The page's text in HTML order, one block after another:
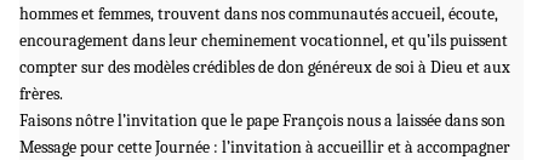
hommes et femmes, trouvent dans nos communautés accueil, écoute,
encouragement dans leur cheminement vocationnel, et qu’ils puissent
compter sur des modèles crédibles de don généreux de soi à Dieu et aux
frères.
Faisons nôtre l’invitation que le pape François nous a laissée dans son
Message pour cette Journée : l’invitation à accueillir et à accompagner